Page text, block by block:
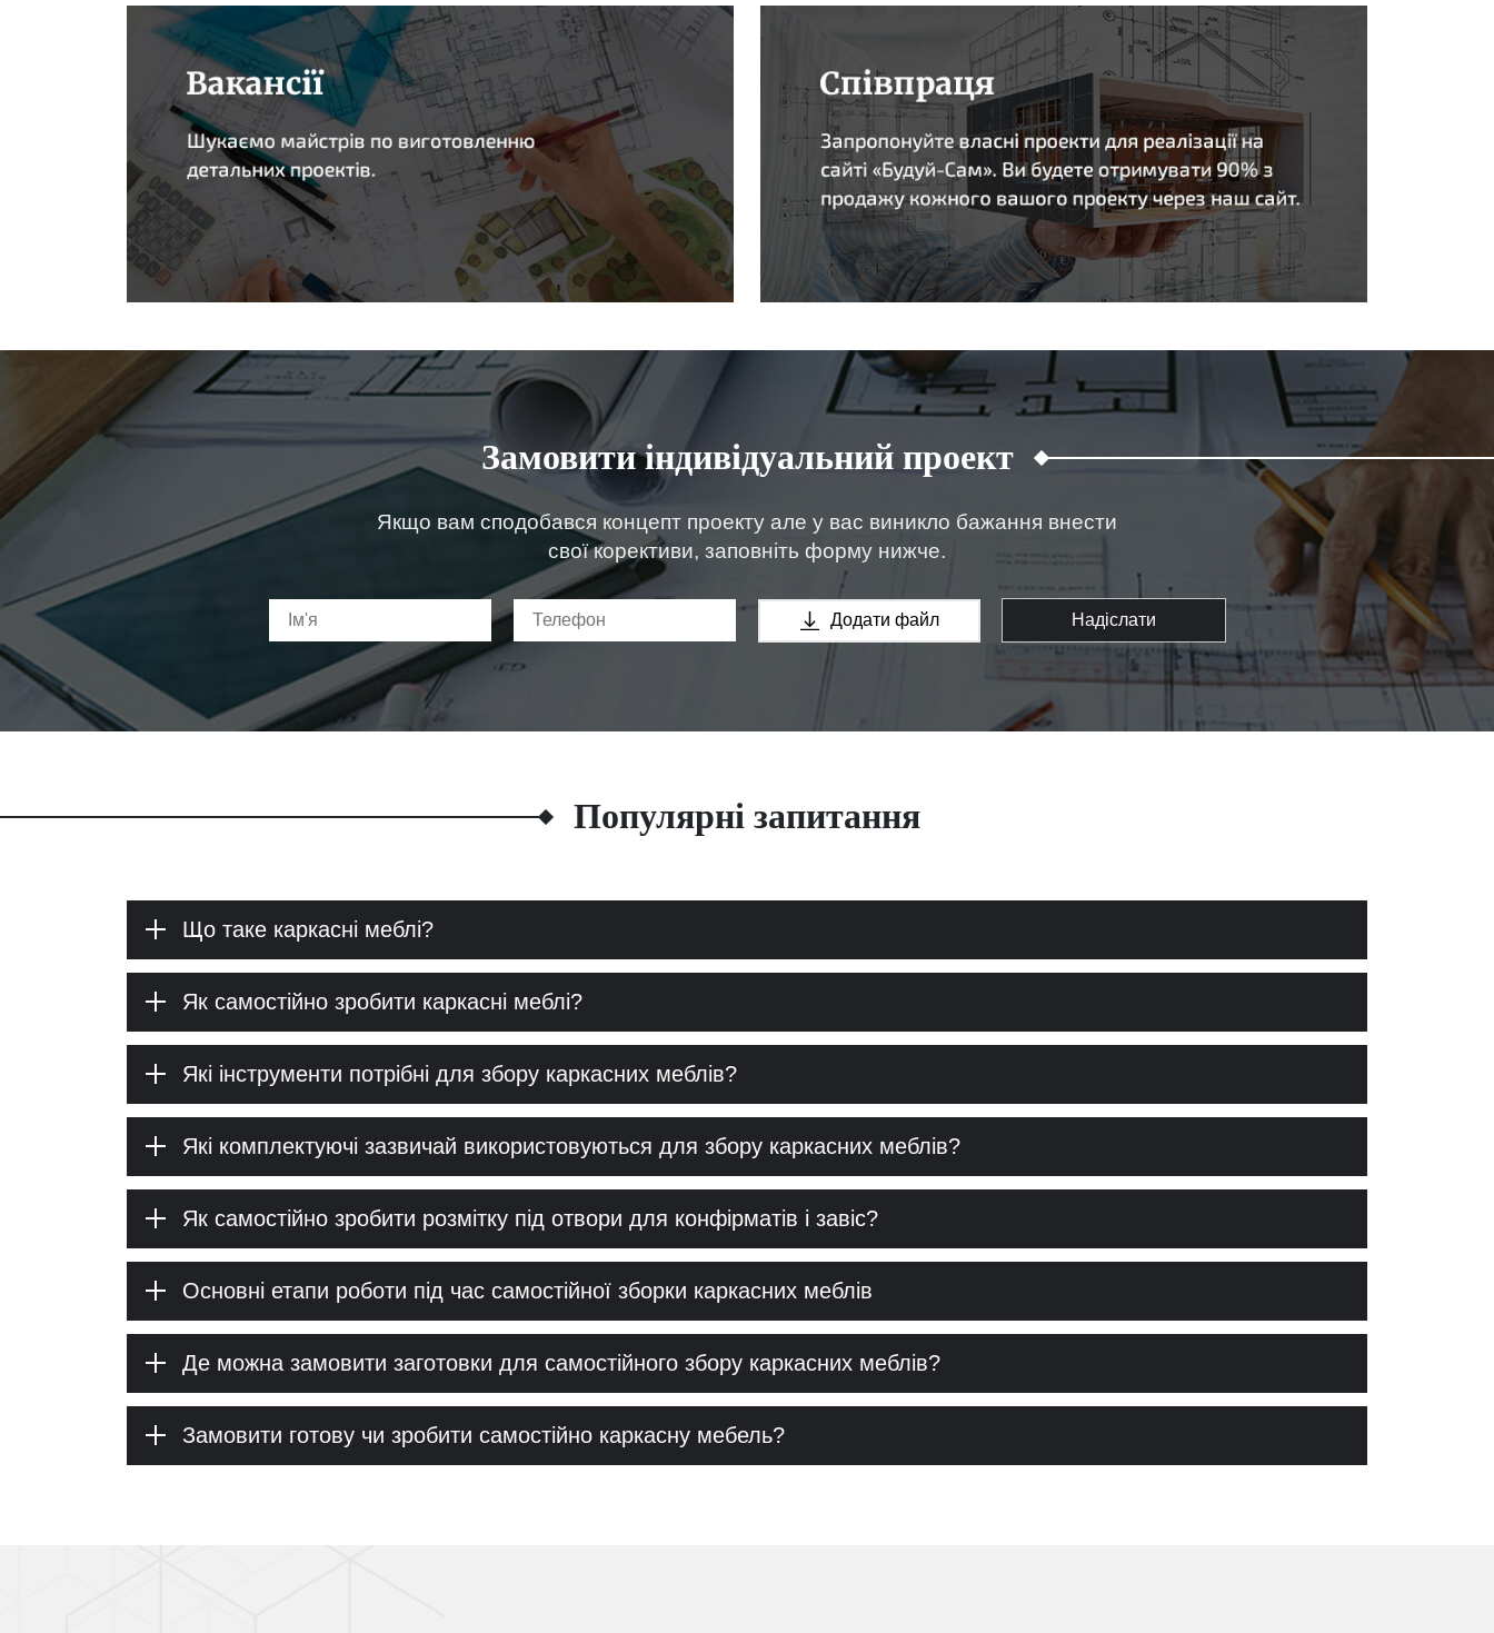
Замовити індивідуальний проект
Якщо вам сподобався концепт проекту але у вас виникло бажання внести
свої корективи, заповніть форму нижче.
Додати файл Надіслати
Популярні запитання
Що таке каркасні меблі?
Як самостійно зробити каркасні меблі?
Які інструменти потрібні для збору каркасних меблів?
Які комплектуючі зазвичай використовуються для збору каркасних меблів?
Як самостійно зробити розмітку під отвори для конфірматів і завіс?
Основні етапи роботи під час самостійної зборки каркасних меблів
Де можна замовити заготовки для самостійного збору каркасних меблів?
Замовити готову чи зробити самостійно каркасну мебель?